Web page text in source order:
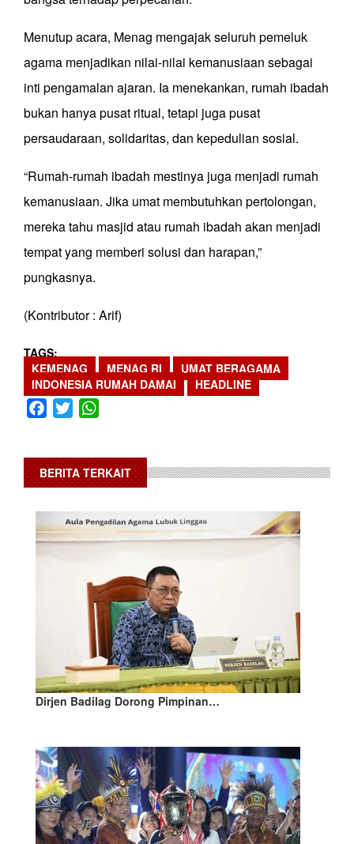
Menutup acara, Menag mengajak seluruh pemeluk
agama menjadikan nilai-nilai kemanusiaan sebagai
inti pengamalan ajaran. Ia menekankan, rumah ibadah
bukan hanya pusat ritual, tetapi juga pusat
persaudaraan, solidaritas, dan kepedulian sosial.
“Rumah-rumah ibadah mestinya juga menjadi rumah
kemanusiaan. Jika umat membutuhkan pertolongan,
mereka tahu masjid atau rumah ibadah akan menjadi
tempat yang memberi solusi dan harapan,”
pungkasnya.
(Kontributor : Arif)
TAGS
KEMENAG
MENAG RI
UMAT BERAGAMA
INDONESIA RUMAH DAMAI
HEADLINE
Facebook
Twitter
BERITA TERKAIT
Dirjen Badilag Dorong Pimpinan…